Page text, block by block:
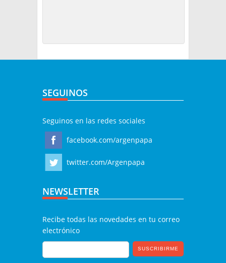
SEGUINOS
Seguinos en las redes sociales
facebook.com/argenpapa
twitter.com/Argenpapa
NEWSLETTER
Recibe todas las novedades en tu correo
electrónico